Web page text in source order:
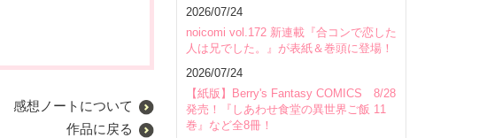
感想ノートについて
作品に戻る
2026/07/24
noicomi vol.172 新連載『合コンで恋した
人は兄でした。』が表紙＆巻頭に登場！
2026/07/24
【紙版】Berry's Fantasy COMICS 8/28
発売！『しあわせ食堂の異世界ご飯 11
巻』など全8冊！